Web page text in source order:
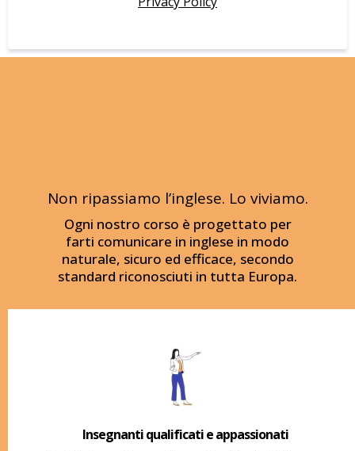
Non ripassiamo l’inglese. Lo viviamo.
Ogni nostro corso è progettato per
farti comunicare in inglese in modo
naturale, sicuro ed efficace, secondo
standard riconosciuti in tutta Europa.
Insegnanti qualificati e appassionati